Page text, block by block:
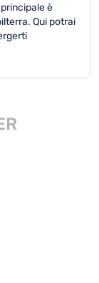
è
Qui potrai